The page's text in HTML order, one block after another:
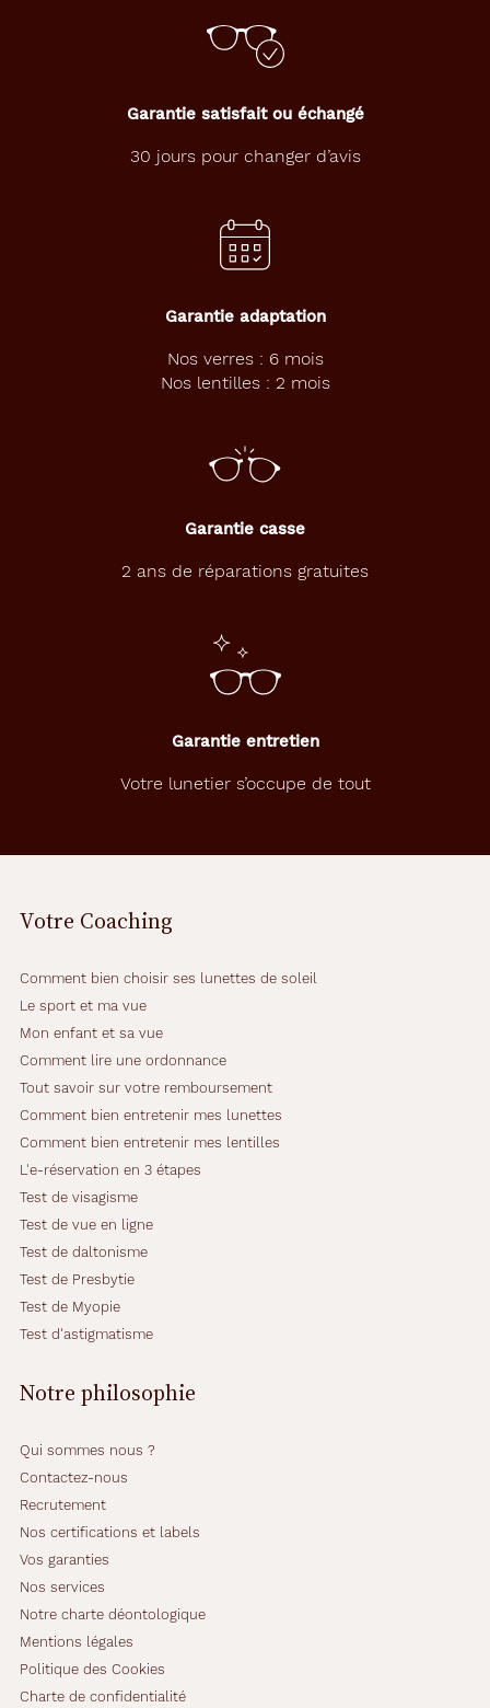
Garantie satisfait ou échangé
30 jours pour changer d’avis
Garantie adaptation
Nos verres : 6 mois
Nos lentilles : 2 mois
Garantie casse
2 ans de réparations gratuites
Garantie entretien
Votre lunetier s’occupe de tout
Votre Coaching
Comment bien choisir ses lunettes de soleil
Le sport et ma vue
Mon enfant et sa vue
Comment lire une ordonnance
Tout savoir sur votre remboursement
Comment bien entretenir mes lunettes
Comment bien entretenir mes lentilles
L'e-réservation en 3 étapes
Test de visagisme
Test de vue en ligne
Test de daltonisme
Test de Presbytie
Test de Myopie
Test d'astigmatisme
Notre philosophie
Qui sommes nous ?
Contactez-nous
Recrutement
Nos certifications et labels
Vos garanties
Nos services
Notre charte déontologique
Mentions légales
Politique des Cookies
Charte de confidentialité